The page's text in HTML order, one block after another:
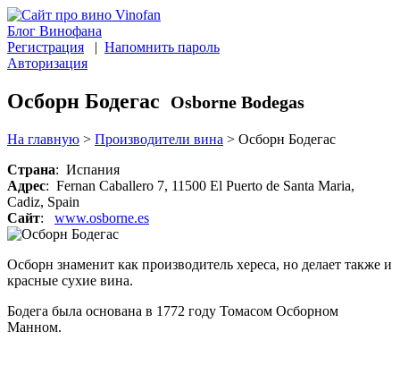
Блог Винофана
Регистрация | Напомнить пароль
Авторизация
Осборн Бодегас Osborne Bodegas
На главную > Производители вина > Осборн Бодегас
Страна: Испания
Адрес: Fernan Caballero 7, 11500 El Puerto de Santa Maria,
Cadiz, Spain
Сайт: www.osborne.es
Осборн знаменит как производитель хереса, но делает также и
красные сухие вина.
Бодега была основана в 1772 году Томасом Осборном
Манном.